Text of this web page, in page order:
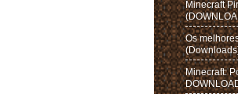
Minecraft
Os
Minecraft: